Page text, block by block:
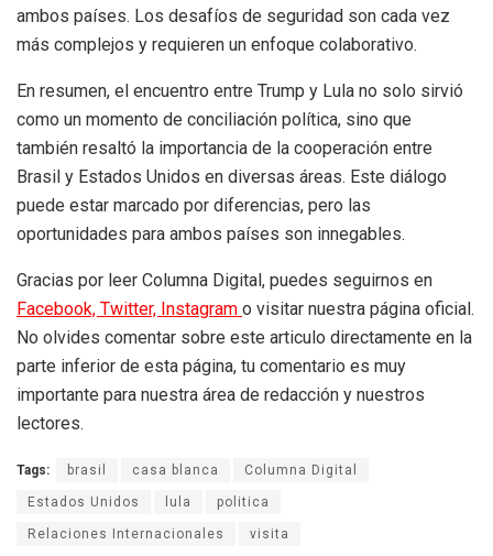
ambos países. Los desafíos de seguridad son cada vez
más complejos y requieren un enfoque colaborativo.
En resumen, el encuentro entre Trump y Lula no solo sirvió
como un momento de conciliación política, sino que
también resaltó la importancia de la cooperación entre
Brasil y Estados Unidos en diversas áreas. Este diálogo
puede estar marcado por diferencias, pero las
oportunidades para ambos países son innegables.
Gracias por leer Columna Digital, puedes seguirnos en
Facebook, Twitter, Instagram o visitar nuestra página oficial.
No olvides comentar sobre este articulo directamente en la
parte inferior de esta página, tu comentario es muy
importante para nuestra área de redacción y nuestros
lectores.
Tags: brasil casa blanca Columna Digital
Estados Unidos lula politica
Relaciones Internacionales visita